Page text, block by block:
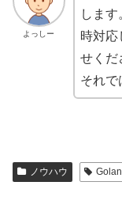
よっしー
しま
時対応
せくだ
それで
ノウハウ